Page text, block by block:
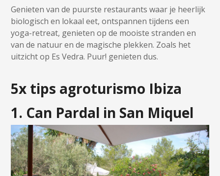
Genieten van de puurste restaurants waar je heerlijk
biologisch en lokaal eet, ontspannen tijdens een
yoga-retreat, genieten op de mooiste stranden en
van de natuur en de magische plekken. Zoals het
uitzicht op Es Vedra. Puur! genieten dus.
5x tips agroturismo Ibiza
1. Can Pardal in San Miquel